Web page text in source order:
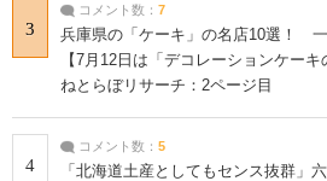
3
コメント数： 7
兵庫県の「ケーキ」の名店10選！
【7月12日は「デコレーションケー
ねとらぼリサーチ：2ページ目
4
コメント数： 5
「北海道土産としてもセンス抜群」